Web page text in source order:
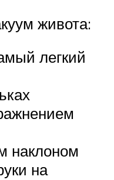
живота:
легкий
наклоном
на